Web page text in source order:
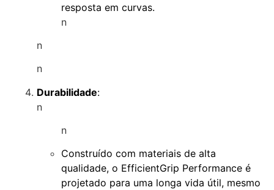
resposta em curvas.
n
n
n
Durabilidade:
n
n
Construído com materiais de alta
qualidade, o EfficientGrip Performance é
projetado para uma longa vida útil, mesmo